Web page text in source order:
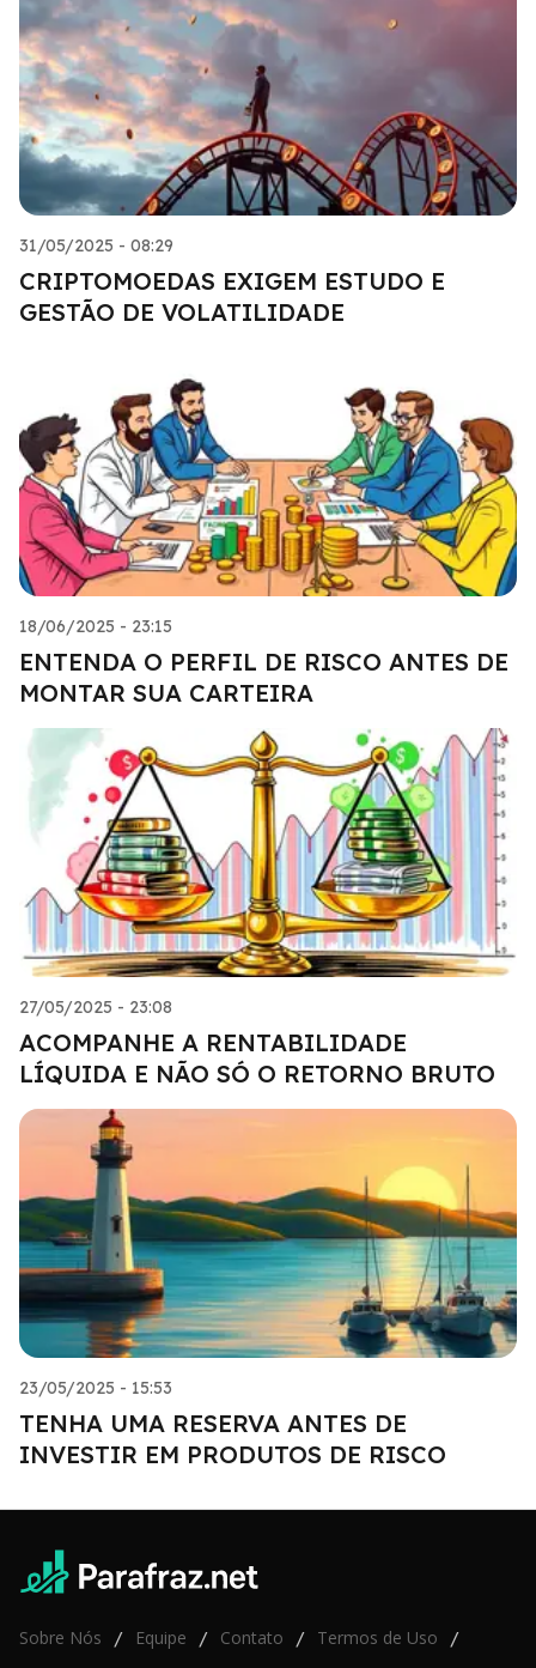
31/05/2025 - 08:29
CRIPTOMOEDAS EXIGEM ESTUDO E
GESTÃO DE VOLATILIDADE
18/06/2025 - 23:15
ENTENDA O PERFIL DE RISCO ANTES DE
MONTAR SUA CARTEIRA
27/05/2025 - 23:08
ACOMPANHE A RENTABILIDADE
LÍQUIDA E NÃO SÓ O RETORNO BRUTO
23/05/2025 - 15:53
TENHA UMA RESERVA ANTES DE
INVESTIR EM PRODUTOS DE RISCO
Sobre Nós / Equipe / Contato / Termos de Uso /